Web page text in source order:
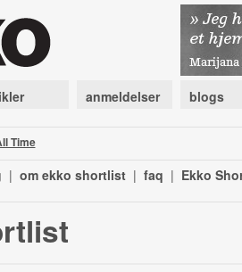
anmeldelser blogs
Time
| om ekko shortlist | faq | Ekko